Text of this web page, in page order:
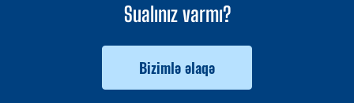
Sualınız varmı?
Bizimlə əlaqə